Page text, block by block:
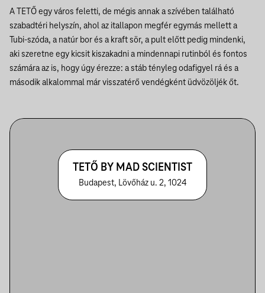
A TETŐ egy város feletti, de mégis annak a szívében található
szabadtéri helyszín, ahol az itallapon megfér egymás mellett a
Tubi-szóda, a natúr bor és a kraft sör, a pult előtt pedig mindenki,
aki szeretne egy kicsit kiszakadni a mindennapi rutinból és fontos
számára az is, hogy úgy érezze: a stáb tényleg odafigyel rá és a
második alkalommal már visszatérő vendégként üdvözöljék őt.
TETŐ BY MAD SCIENTIST
Budapest, Lövőház u. 2, 1024